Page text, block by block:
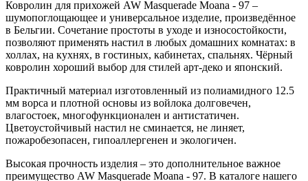
Ковролин для прихожей AW Masquerade Moana - 97 –
шумопоглощающее и универсальное изделие, произведённое
в Бельгии. Сочетание простоты в уходе и износостойкости,
позволяют применять настил в любых домашних комнатах: в
холлах, на кухнях, в гостиных, кабинетах, спальнях. Чёрный
ковролин хороший выбор для стилей арт-деко и японский.
Практичный материал изготовленный из полиамидного 12.5
мм ворса и плотной основы из войлока долговечен,
влагостоек, многофункционален и антистатичен.
Цветоустойчивый настил не сминается, не линяет,
пожаробезопасен, гипоаллергенен и экологичен.
Высокая прочность изделия – это дополнительное важное
преимущество AW Masquerade Moana - 97. В каталоге нашего